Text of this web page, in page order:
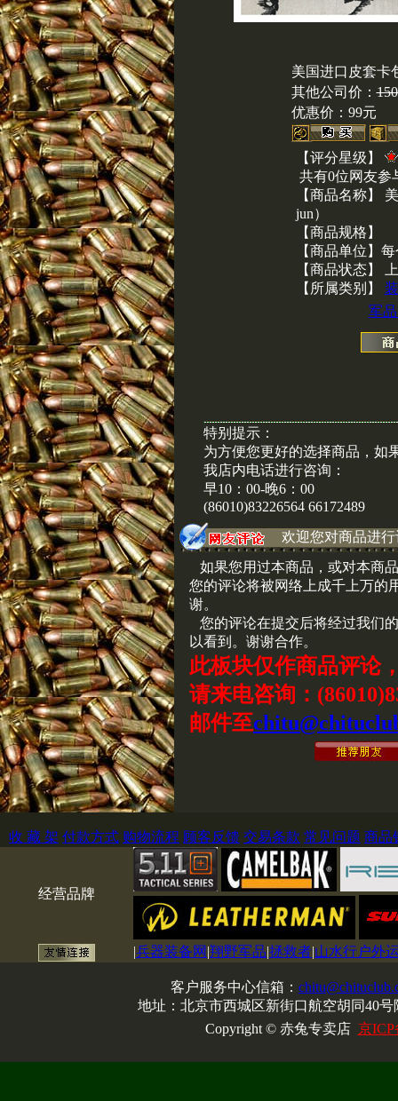
美国进口皮套卡
其他公司价：
优惠价： 99元
【评分星级】
共有0位网友参
【商品名称】
jun）
【商品规格】
【商品单位】
【商品状态】
【所属类别】
军
特别提示：
为方便您更好的选择商品，如
我店内电话进行咨询：
早10：00-晚6：00
(86010)83226564 66172489
欢迎您对商品进
如果您用过本商品，或对本商
您的评论将被网络上成千上万的
谢。
您的评论在提交后将经过我们
以看到。谢谢合作。
此板块仅作商品评论
请来电咨询：
邮件至
收 藏 架 付款方式 购物流程 顾客反馈 交易条款 常见问题 商品
经营品牌
|兵器装备网 |翔野军品|拯救者|山水行户外
客户服务中心信箱：
地址：北京市西城区新街口航空胡同40
Copyright © 赤兔专卖店 京ICP